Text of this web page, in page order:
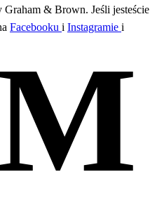
Graham & Brown. Jeśli jesteście
Facebooku i Instagramie i